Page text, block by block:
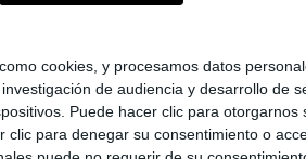
cookies, y procesamos datos
de audiencia y desarrollo de
Puede hacer clic para
para denegar su consentimiento o